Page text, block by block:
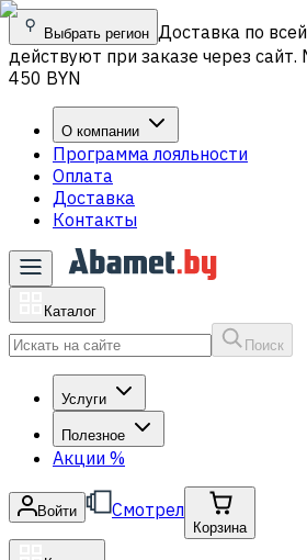
Выбрать регион Доставка по
действуют при заказе через
450 BYN
О компании
Программа лояльности
Оплата
Доставка
Контакты
Каталог
Поиск
Услуги
Полезное
Акции %
Войти Смотрел
Корзина